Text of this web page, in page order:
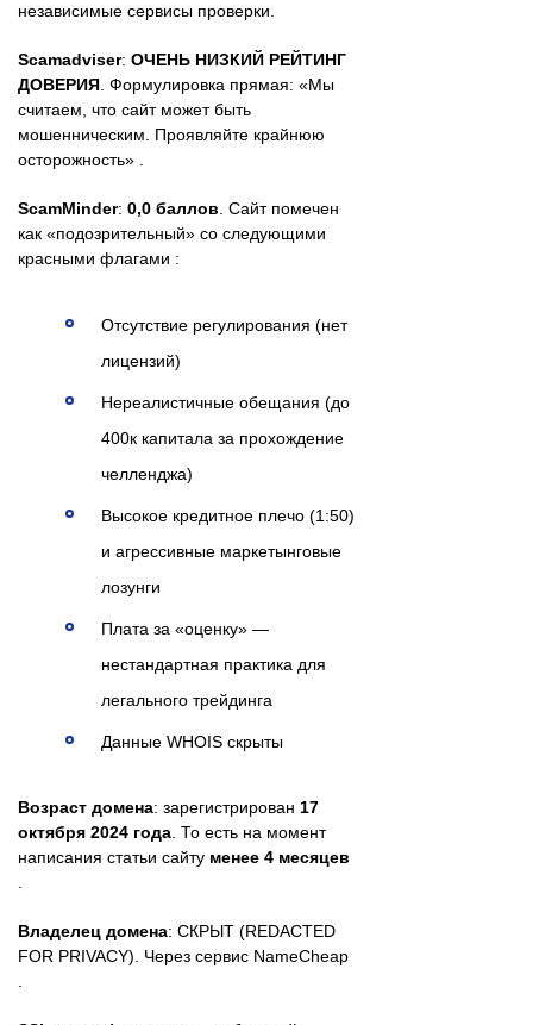
независимые сервисы проверки.
Scamadviser: ОЧЕНЬ НИЗКИЙ РЕЙТИНГ
ДОВЕРИЯ . Формулировка прямая: «Мы
считаем, что сайт может быть
мошенническим. Проявляйте крайнюю
осторожность» .
ScamMinder: 0,0 баллов . Сайт помечен
как «подозрительный» со следующими
красными флагами :
Отсутствие регулирования (нет
лицензий)
Нереалистичные обещания (до
400к капитала за прохождение
челленджа)
Высокое кредитное плечо (1:50)
и агрессивные маркетынговые
лозунги
Плата за «оценку» —
нестандартная практика для
легального трейдинга
Данные WHOIS скрыты
Возраст домена: зарегистрирован 17
октября 2024 года . То есть на момент
написания статьи сайту менее 4 месяцев
Владелец домена: СКРЫТ (REDACTED
FOR PRIVACY). Через сервис NameCheap